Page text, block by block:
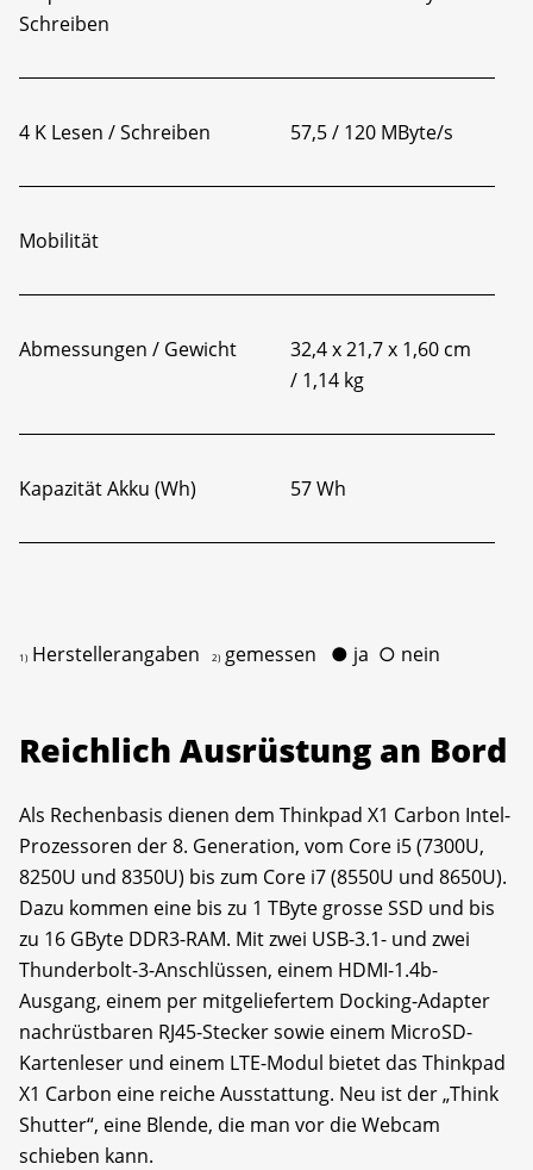
Schreiben
4 K Lesen / Schreiben 57,5 / 120 MByte/s
Mobilität
Abmessungen / Gewicht
32,4 x 21,7 x 1,60 cm
/ 1,14 kg
Kapazität Akku (Wh) 57 Wh
1) Herstellerangaben 2) gemessen ● ja ○ nein
Reichlich Ausrüstung an Bord
Als Rechenbasis dienen dem Thinkpad X1 Carbon Intel-
Prozessoren der 8. Generation, vom Core i5 (7300U,
8250U und 8350U) bis zum Core i7 (8550U und 8650U).
Dazu kommen eine bis zu 1 TByte grosse SSD und bis
zu 16 GByte DDR3-RAM. Mit zwei USB-3.1- und zwei
Thunderbolt-3-Anschlüssen, einem HDMI-1.4b-
Ausgang, einem per mitgeliefertem Docking-Adapter
nachrüstbaren RJ45-Stecker sowie einem MicroSD-
Kartenleser und einem LTE-Modul bietet das Thinkpad
X1 Carbon eine reiche Ausstattung. Neu ist der „Think
Shutter“, eine Blende, die man vor die Webcam
schieben kann.